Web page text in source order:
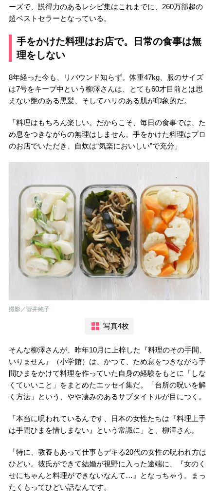
ーズで、説得力のあるレシピ集はこれまでに、260万部超の
超ベストセラーとなっている。
手をかけた料理はお店で。日常の食事は無
理をしない
8年経った今も、リバウンド知らず。体重47kg、服のサイズ
は7号をキープ中という柳澤さんは、とても60才目前とは思
えない艶のある黒髪、そしてハリのある肌が印象的だ。
「料理はもちろん楽しい。だからこそ、毎日の食事では、た
め息をつきながらの無理はしません。手をかけた料理はプロ
のお店でいただき、自炊は“気楽においしい”で充分」
撮影／菅井純子
写真4枚
そんな柳澤さんが、昨年10月に上梓した『料理のその手間、
いりません』（小学館）は、かつて、ため息をつきながら手
間ひまをかけて料理を作っていた自身の経験をもとに「しな
くていいこと」をまとめたエッセイ集だ。「台所の呪いを解
く方法」という、やや凄みのあるサブタイトルが目につく。
「本当に呪われているんです、日本の女性たちは『料理上手
は手間ひまを惜しまない』という常識に」と、柳澤さん。
「特に、教養もあって仕事もデキる20代の女性の呪われ方は
ひどい。彼氏ができて結婚が視野に入った途端に、『女のく
せにちゃんと料理ができないなんて…』となっちゃう。まっ
たくもってひどい話なんです。